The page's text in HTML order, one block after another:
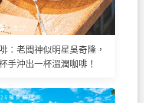
：老闆神似明星吳奇隆，
手沖出一杯溫潤咖啡！